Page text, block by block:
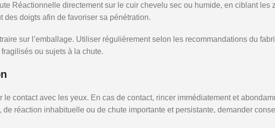
Réactionnelle directement sur le cuir chevelu sec ou humide, en ciblant
des doigts afin de favoriser sa pénétration.
sur l’emballage. Utiliser régulièrement selon les recommandations du
ou sujets à la chute.
contact avec les yeux. En cas de contact, rincer immédiatement et
de réaction inhabituelle ou de chute importante et persistante, demander